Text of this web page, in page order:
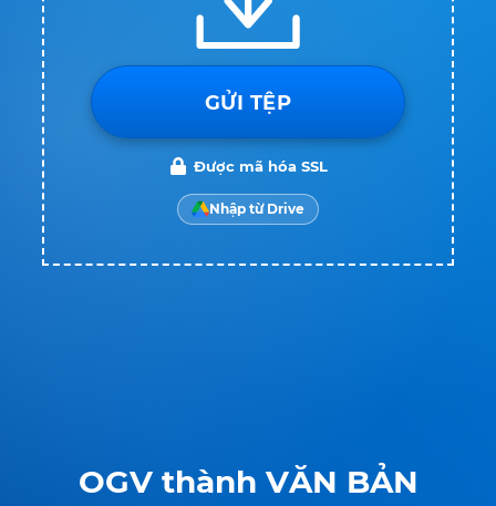
OGV thành VĂN BẢN
GỬI TỆP
Được mã hóa SSL
Nhập từ Drive